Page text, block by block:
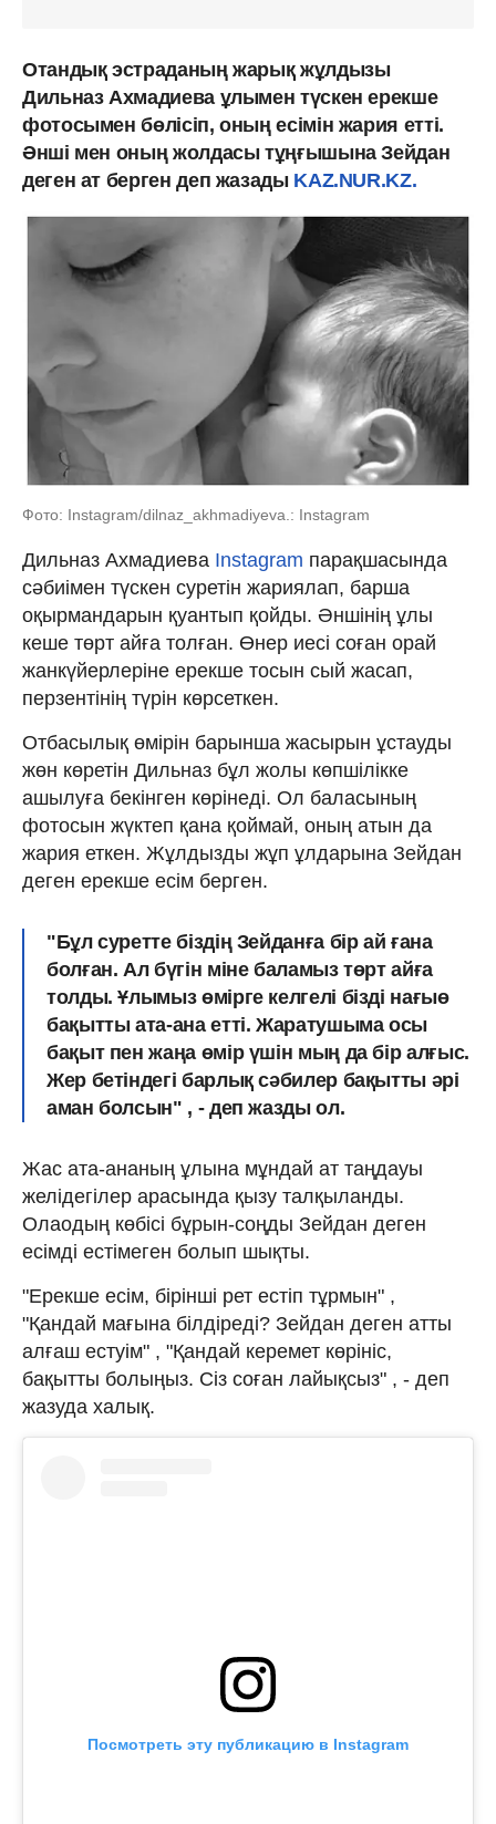
Отандық эстраданың жарық жұлдызы
Дильназ Ахмадиева ұлымен түскен ерекше
фотосымен бөлісіп, оның есімін жария етті.
Әнші мен оның жолдасы тұңғышына Зейдан
деген ат берген деп жазадыKAZ.NUR.KZ.
Фото: Instagram/dilnaz_akhmadiyeva.: Instagram
Дильназ Ахмадиева Instagram парақшасында
сәбиімен түскен суретін жариялап, барша
оқырмандарын қуантып қойды. Әншінің ұлы
кеше төрт айға толған. Өнер иесі соған орай
жанкүйерлеріне ерекше тосын сый жасап,
перзентінің түрін көрсеткен.
Отбасылық өмірін барынша жасырын ұстауды
жөн көретін Дильназ бұл жолы көпшілікке
ашылуға бекінген көрінеді. Ол баласының
фотосын жүктеп қана қоймай, оның атын да
жария еткен. Жұлдызды жұп ұлдарына Зейдан
деген ерекше есім берген.
"Бұл суретте біздің Зейданға бір ай ғана
болған. Ал бүгін міне баламыз төрт айға
толды. Ұлымыз өмірге келгелі бізді нағыө
бақытты ата-ана етті. Жаратушыма осы
бақыт пен жаңа өмір үшін мың да бір алғыс.
Жер бетіндегі барлық сәбилер бақытты әрі
аман болсын" , - деп жазды ол.
Жас ата-ананың ұлына мұндай ат таңдауы
желідегілер арасында қызу талқыланды.
Олаодың көбісі бұрын-соңды Зейдан деген
есімді естімеген болып шықты.
"Ерекше есім, бірінші рет естіп тұрмын" ,
"Қандай мағына білдіреді? Зейдан деген атты
алғаш естуім" , "Қандай керемет көрініс,
бақытты болыңыз. Сіз соған лайықсыз" , - деп
жазуда халық.
Посмотреть эту публикацию в Instagram